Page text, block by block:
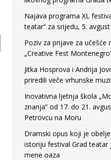
Najava programa XL
teatar“ za srijedu, 5. avgust
Poziv za prijave za učešće
„Creative Fest
Jitka Hosprova i Andrija
priredili veče vrhunske
Inovativna ljetnja škola
znanja” od 17. do 21.
Petrovcu na Moru
Dramski opus koji je
istoriju festival Grad teatar
mene oaza